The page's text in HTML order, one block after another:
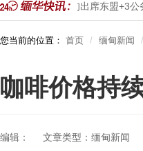
转型 缅甸出席东盟+3公务
您当前的位置： 首页 缅甸新闻
咖啡价格持
编辑： 文章类型：缅甸新闻